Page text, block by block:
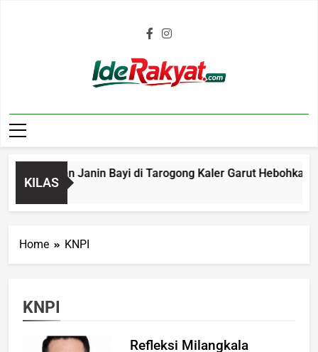
Iderakyat.com
KILAS
Janin Bayi di Tarogong Kaler Garut Hebohkan
Home KNPI
KNPI
Refleksi Milangkala